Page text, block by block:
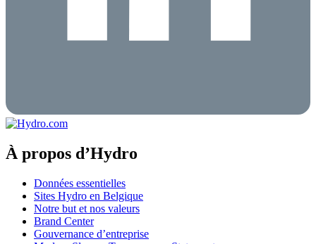
À propos d’Hydro
Données essentielles
Sites Hydro en Belgique
Notre but et nos valeurs
Brand Center
Gouvernance d’entreprise